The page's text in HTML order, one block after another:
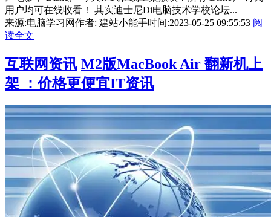
用户均可在线收看！ 其实迪士尼Di电脑技术学校论坛...
来源:电脑学习网作者: 建站小能手时间:2023-05-25 09:55:53 阅
读全文
互联网资讯 M2版MacBook Air 翻新机上
架 ：价格更便宜IT资讯